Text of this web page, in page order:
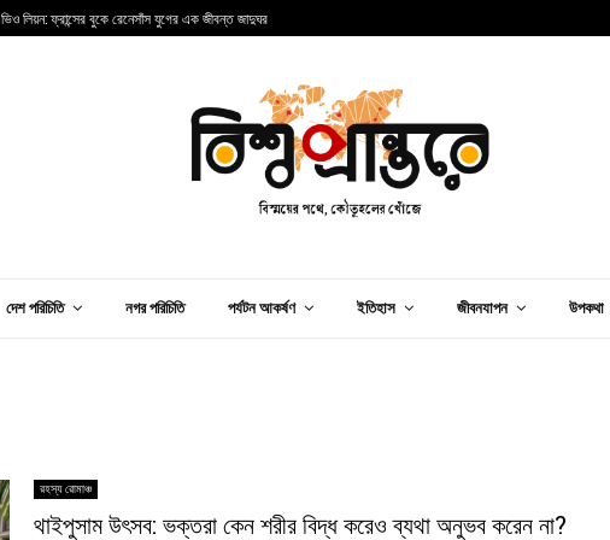
ভিও লিয়ন: ফ্রান্সের বুকে রেনেসাঁস যুগের এক জীবন্ত জাদুঘর
দেশ পরিচিতি নগর পরিচিতি পর্যটন আকর্ষণ ইতিহাস জীবনযাপন উপকথা
রহস্য রোমাঞ্চ
থাইপুসাম উৎসব: ভক্তরা কেন শরীর বিদ্ধ করেও ব্যথা অনুভব করেন না?